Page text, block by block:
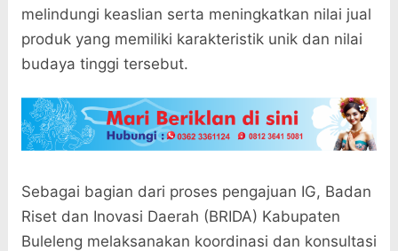
melindungi keaslian serta meningkatkan nilai jual
produk yang memiliki karakteristik unik dan nilai
budaya tinggi tersebut.
Sebagai bagian dari proses pengajuan IG, Badan
Riset dan Inovasi Daerah (BRIDA) Kabupaten
Buleleng melaksanakan koordinasi dan konsultasi